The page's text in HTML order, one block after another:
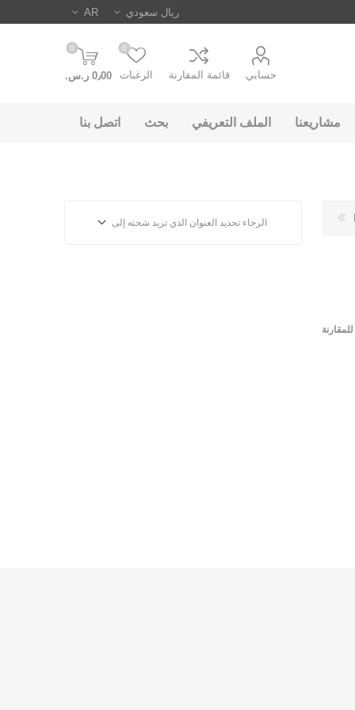
حسابي قائمة المقارنة الرغبات
0
0
0٫00 ر.س.‏
مشاريعنا الملف التعريفي بحث اتصل بنا
الرجاء تحديد العنوان الذي تريد شحنه إلى